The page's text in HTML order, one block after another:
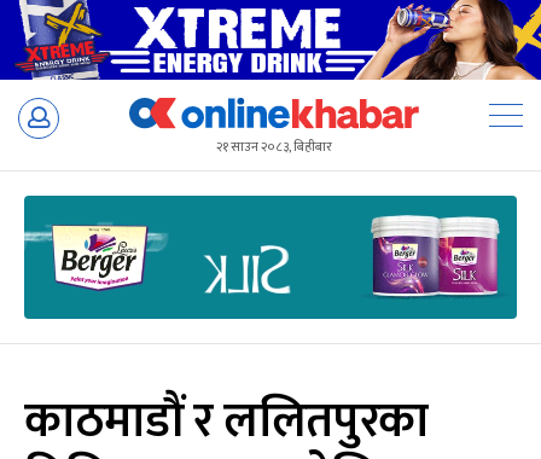
Skip
२१ साउन २०८३, बिहीबार
काठमाडौं र ललितपुरका